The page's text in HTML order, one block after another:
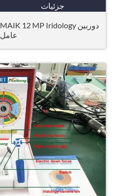
جزئیات
عامل MAC